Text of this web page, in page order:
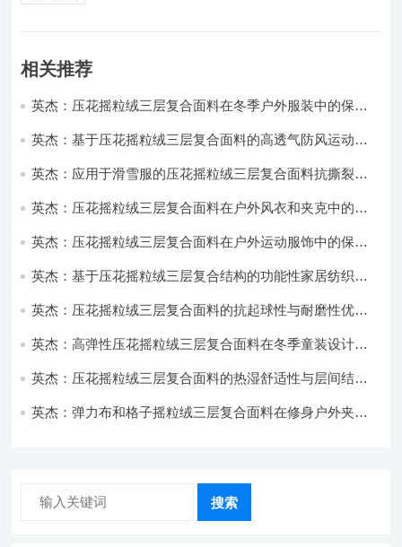
相关推荐
英杰：压花摇粒绒三层复合面料在冬季户外服装中的保暖
英杰：基于压花摇粒绒三层复合面料的高透气防风运动服
英杰：应用于滑雪服的压花摇粒绒三层复合面料抗撕裂与
英杰：压花摇粒绒三层复合面料在户外风衣和夹克中的应
英杰：压花摇粒绒三层复合面料在户外运动服饰中的保暖
英杰：基于压花摇粒绒三层复合结构的功能性家居纺织品
英杰：压花摇粒绒三层复合面料的抗起球性与耐磨性优化
英杰：高弹性压花摇粒绒三层复合面料在冬季童装设计中
英杰：压花摇粒绒三层复合面料的热湿舒适性与层间结合
英杰：弹力布和格子摇粒绒三层复合面料在修身户外夹克
搜索